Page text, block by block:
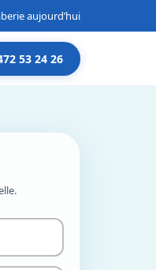
aujourd’hui
53 24 26